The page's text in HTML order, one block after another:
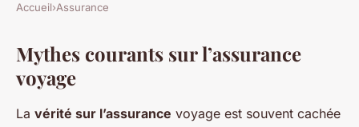
Démystification des Mythes :
Découvrez la Vérité sur
l'Assurance Voyage
Accueil›Assurance
Mythes courants sur l’assurance
voyage
La vérité sur l’assurance voyage est souvent cachée